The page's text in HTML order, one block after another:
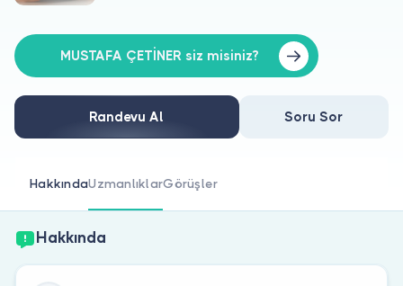
Doktorlar için
Doktor musunuz?
MUSTAFA ÇETİNER siz misiniz?
Randevu Al Soru Sor
HakkındaUzmanlıklarGörüşler
Hakkında